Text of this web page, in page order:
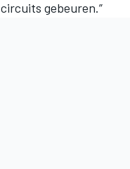
gebeuren.”